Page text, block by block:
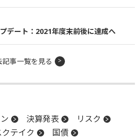
デート：2021年度末前後に達成へ
記事一覧を見る
決算発表
リスク
クテイク
国債